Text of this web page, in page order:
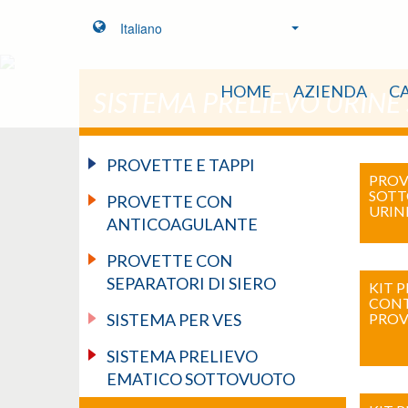
Italiano
HOME AZIENDA
SISTEMA PRELIEVO
PROVETTE E TAPPI
PROVETTE CON
ANTICOAGULANTE
PROVETTE CON
SEPARATORI DI SIERO
SISTEMA PER VES
SISTEMA PRELIEVO
EMATICO SOTTOVUOTO
KIT